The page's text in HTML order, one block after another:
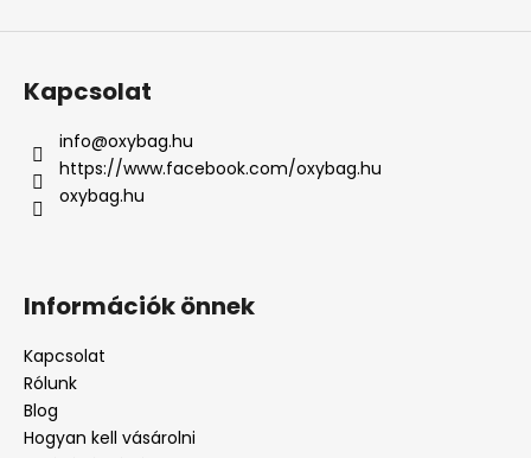
Kapcsolat
info@oxybag.hu
https://www.facebook.com/oxybag.hu
oxybag.hu
Információk önnek
Kapcsolat
Rólunk
Blog
Hogyan kell vásárolni